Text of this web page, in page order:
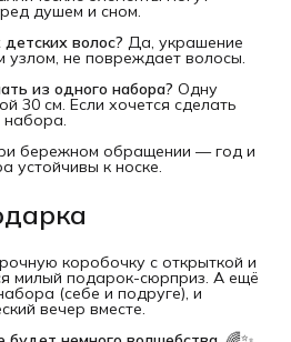
душем и сном.
волос? Да, украшение
узлом, не повреждает волосы.
из одного набора? Одну
30 см. Если хочется сделать
бережном обращении — год и
устойчивы к носке.
коробочку с открыткой и
милый подарок-сюрприз. А ещё
(себе и подруге), и
вечер вместе.